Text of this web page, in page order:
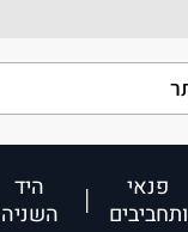
פנאי
ותחביבים
היד
השניה